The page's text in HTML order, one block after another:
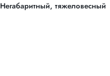
Негабаритный, тяжеловесный